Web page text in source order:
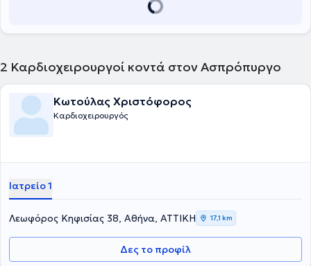
2 Καρδιοχειρουργοί κοντά στον Ασπρόπυργο
Κωτούλας Χριστόφορος
Καρδιοχειρουργός
Ιατρείο 1
Λεωφόρος Κηφισίας 38, Αθήνα, ΑΤΤΙΚΗ 17,1 km
Δες το προφίλ